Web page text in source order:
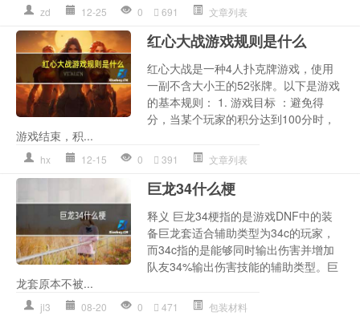
zd 12-25 0 691 文章列表
红心大战游戏规则是什么
红心大战是一种4人扑克牌游戏，使用
一副不含大小王的52张牌。以下是游戏
的基本规则： 1. 游戏目标 ：避免得
分，当某个玩家的积分达到100分时，
游戏结束，积...
hx 12-15 0 391 文章列表
巨龙34什么梗
释义 巨龙34梗指的是游戏DNF中的装
备巨龙套适合辅助类型为34c的玩家，
而34c指的是能够同时输出伤害并增加
队友34%输出伤害技能的辅助类型。巨
龙套原本不被...
jl3 08-20 0 471 包装材料